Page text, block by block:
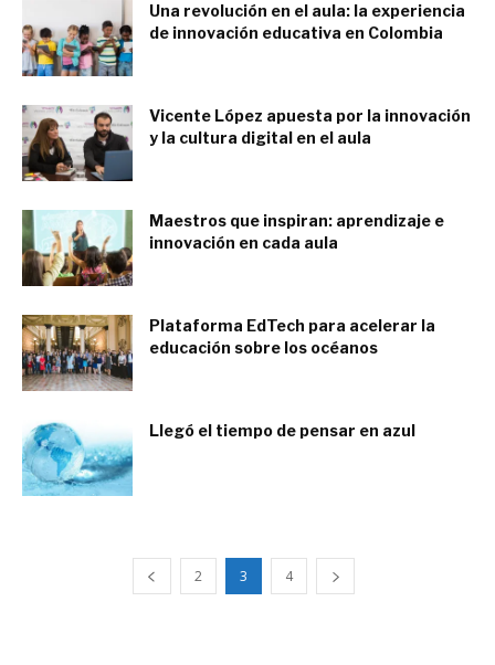
Una revolución en el aula: la experiencia
de innovación educativa en Colombia
Vicente López apuesta por la innovación
y la cultura digital en el aula
Maestros que inspiran: aprendizaje e
innovación en cada aula
Plataforma EdTech para acelerar la
educación sobre los océanos
Llegó el tiempo de pensar en azul
2 3 4